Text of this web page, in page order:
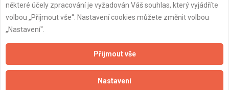
Naše firmy a řemeslníci
Zpracování a ochrana osobních údajů
Zásady pro používání souborů cookie
některé účely zpracování je vyžadován Váš souhlas, který vyjádříte
volbou „Přijmout vše“. Nastavení cookies můžete změnit volbou
„Nastavení“.
Přijmout vše
Nastavení